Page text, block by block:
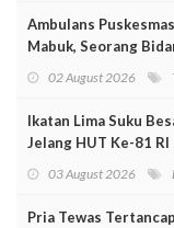
Ambulans
Mabuk, Seorang
02 August 2026
Ikatan Lima Suku
Jelang HUT Ke-81 RI
03 August 2026
Pria Tewas